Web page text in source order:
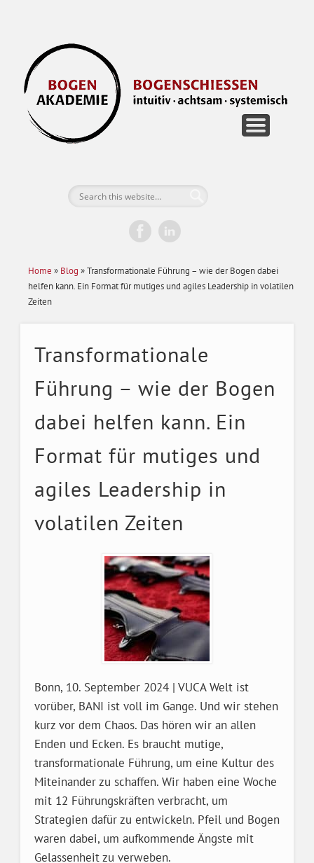
Home » Blog »Transformationale Führung – wie der Bogen dabei
helfen kann. Ein Format für mutiges und agiles Leadership in volatilen
Zeiten
Transformationale
Führung – wie der Bogen
dabei helfen kann. Ein
Format für mutiges und
agiles Leadership in
volatilen Zeiten
Bonn, 10. September 2024 | VUCA Welt ist
vorüber, BANI ist voll im Gange. Und wir stehen
kurz vor dem Chaos. Das hören wir an allen
Enden und Ecken. Es braucht mutige,
transformationale Führung, um eine Kultur des
Miteinander zu schaffen. Wir haben eine Woche
mit 12 Führungskräften verbracht, um
Strategien dafür zu entwickeln. Pfeil und Bogen
waren dabei, um aufkommende Ängste mit
Gelassenheit zu verweben.